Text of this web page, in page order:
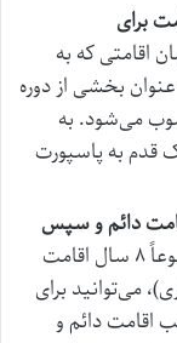
برای
اقامتی که به
بخشی از دوره
می‌شود. به
قدم به پاسپورت
دائم و سپس
پس از گذشت مجموعاً ۸ سال اقامت
می‌توانید برای
اقامت دائم و